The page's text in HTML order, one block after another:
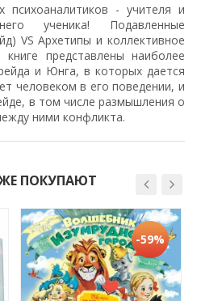
психоаналитиков - учителя и
ученика! Подавленные
VS Архетипы и коллективное
представлены наиболее
и Юнга, в которых дается
человеком в его поведении, и
в том числе размышления о
ними конфликта.
ПОКУПАЮТ
-59%